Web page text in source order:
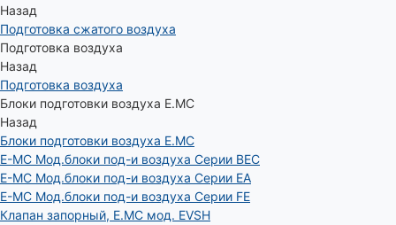
Назад
Подготовка сжатого воздуха
Подготовка воздуха
Назад
Подготовка воздуха
Блоки подготовки воздуха E.MC
Назад
Блоки подготовки воздуха E.MC
E-MC Мод.блоки под-и воздуха Серии BEC
E-MC Мод.блоки под-и воздуха Серии EA
E-MC Мод.блоки под-и воздуха Серии FE
Клапан запорный, E.MC мод. EVSH